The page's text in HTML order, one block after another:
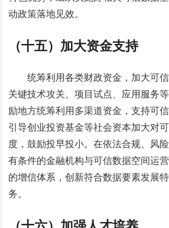
动政策落地见效。
（十五）加大资金支持
统筹利用各类财政资金，加大可
关键技术攻关、项目试点、应用服务
励地方统筹利用多渠道资金，支持可
引导创业投资基金等社会资本加大对
度，鼓励投早投小。在依法合规、风
有条件的金融机构与可信数据空间运
的增信体系，创新符合数据要素发展
务。